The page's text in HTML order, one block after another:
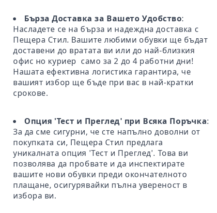
Бърза Доставка за Вашето Удобство:
Насладете се на бърза и надеждна доставка с
Пещера Стил. Вашите любими обувки ще бъдат
доставени до вратата ви или до най-близкия
офис но куриер само за 2 до 4 работни дни!
Нашата ефективна логистика гарантира, че
вашият избор ще бъде при вас в най-кратки
срокове.
Опция 'Тест и Преглед' при Всяка Поръчка:
За да сме сигурни, че сте напълно доволни от
покупката си, Пещера Стил предлага
уникалната опция 'Тест и Преглед'. Това ви
позволява да пробвате и да инспектирате
вашите нови обувки преди окончателното
плащане, осигурявайки пълна увереност в
избора ви.